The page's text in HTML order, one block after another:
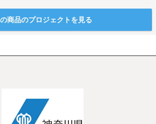
商品のプロジェクトを見る